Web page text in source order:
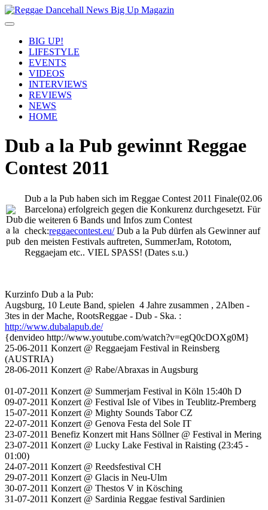
BIG UP!
LIFESTYLE
EVENTS
VIDEOS
INTERVIEWS
REVIEWS
NEWS
HOME
Dub a la Pub gewinnt Reggae
Contest 2011
Dub a la Pub haben sich im Reggae Contest 2011 Finale(02.06
Barcelona) erfolgreich gegen die Konkurenz durchgesetzt. Für
die weiteren 6 Bands und Infos zum Contest
check:reggaecontest.eu/Dub a la Pub dürfen als Gewinner auf
den meisten Festivals auftreten, SummerJam, Rototom,
Reggaejam etc.. VIEL SPASS! (Dates s.u.)
Kurzinfo Dub a la Pub:
Augsburg, 10 Leute Band, spielen 4 Jahre zusammen , 2Alben -
3tes in der Mache, RootsReggae - Dub - Ska. :
http://www.dubalapub.de/
{denvideo http://www.youtube.com/watch?v=egQ0cDOXg0M}
25-06-2011 Konzert @ Reggaejam Festival in Reinsberg
(AUSTRIA)
28-06-2011 Konzert @ Rabe/Abraxas in Augsburg
01-07-2011 Konzert @ Summerjam Festival in Köln 15:40h D
09-07-2011 Konzert @ Festival Isle of Vibes in Teublitz-Premberg
15-07-2011 Konzert @ Mighty Sounds Tabor CZ
22-07-2011 Konzert @ Genova Festa del Sole IT
23-07-2011 Benefiz Konzert mit Hans Söllner @ Festival in Mering
23-07-2011 Konzert @ Lucky Lake Festival in Raisting (23:45 -
01:00)
24-07-2011 Konzert @ Reedsfestival CH
29-07-2011 Konzert @ Glacis in Neu-Ulm
30-07-2011 Konzert @ Thestos V in Kösching
31-07-2011 Konzert @ Sardinia Reggae festival Sardinien